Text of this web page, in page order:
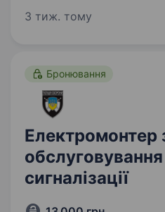
Вимоги: Бажання
3 тиж. тому
Бронювання
Електромонтер
сигналізації